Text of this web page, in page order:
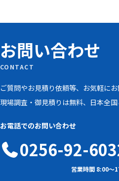
お問い合わせ
CONTACT
ご質問やお見積り依頼等、お気軽にお
現場調査・御見積りは無料、日本全
お電話でのお問い合わせ
0256-92-
営業時間 8:00〜